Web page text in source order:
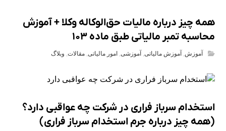
همه چیز درباره مالیات حق‌الوکاله وکلا + آموزش
محاسبه تمبر مالیاتی طبق ماده ۱۰۳
آموزش, آموزش مالیاتی, آموزشی, امور مالیاتی,مقالات, وبلاگ
استخدام سرباز فراری در شرکت چه عواقبی دارد؟
(همه چیز درباره جرم استخدام سرباز فراری)